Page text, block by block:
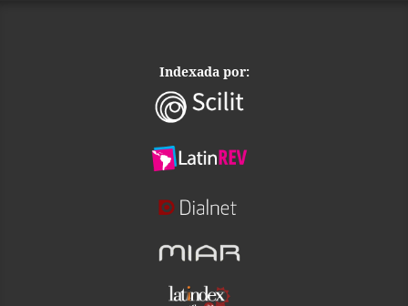
Indexada por: